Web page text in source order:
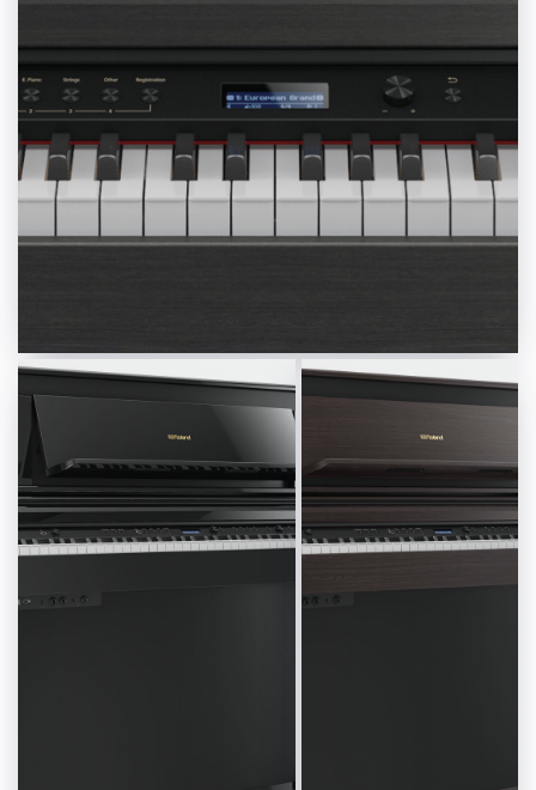
LX706 Perfekt Für Pianisten
2.499,00 € *
MEHR INFOS
Roland LX-706 PE
Digitalpiano
Schwarz
Hochglanz -
SPARPAKET
706 DR
Digitalpiano
Dunkles
Rosenholz -
Sparpaket